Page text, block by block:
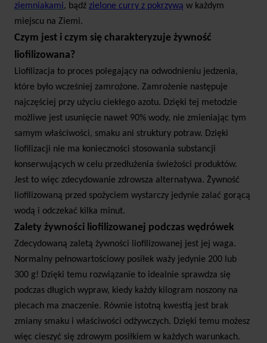
ziemniakami, bądź zielone curry z pokrzywą w każdym
miejscu na Ziemi.
Czym jest i czym się charakteryzuje żywność
liofilizowana?
Liofilizacja to proces polegający na odwodnieniu jedzenia,
które było wcześniej zamrożone. Zamrożenie następuje
najczęściej przy użyciu ciekłego azotu. Dzięki tej metodzie
możliwe jest usunięcie nawet 90% wody, nie zmieniając tym
samym właściwości, smaku ani struktury potraw. Dzięki
liofilizacji nie ma konieczności stosowania substancji
konserwujących w celu przedłużenia świeżości produktów.
Jest to więc zdecydowanie zdrowsza alternatywa. Żywność
liofilizowaną przed spożyciem wystarczy jedynie zalać gorącą
wodą i odczekać kilka minut.
Zalety żywności liofilizowanej podczas wędrówek
Zdecydowaną zaletą żywności liofilizowanej jest jej waga.
Normalny pełnowartościowy posiłek waży jedynie 200 lub
300 g! Dzięki temu rozwiązanie to idealnie sprawdza się
podczas długich wypraw, kiedy każdy kilogram noszony na
plecach ma znaczenie. Równie istotną kwestią jest brak
zmiany smaku i właściwości odżywczych. Dzięki temu możesz
więc cieszyć się zdrowym posiłkiem w każdych warunkach.